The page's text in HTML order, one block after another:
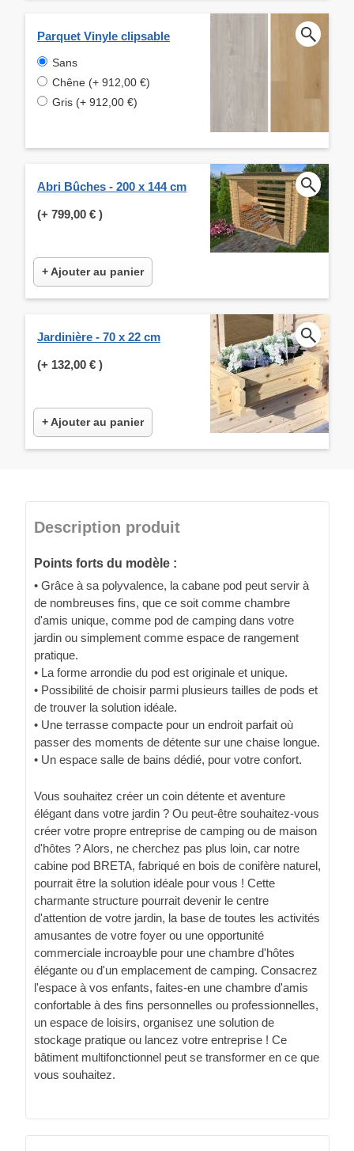
Parquet Vinyle clipsable
Sans
Chêne (+ 912,00 €)
Gris (+ 912,00 €)
Abri Bûches - 200 x 144 cm
(+ 799,00 € )
+ Ajouter au panier
Jardinière - 70 x 22 cm
(+ 132,00 € )
+ Ajouter au panier
Description produit
Points forts du modèle :
• Grâce à sa polyvalence, la cabane pod peut servir à
de nombreuses fins, que ce soit comme chambre
d'amis unique, comme pod de camping dans votre
jardin ou simplement comme espace de rangement
pratique.
• La forme arrondie du pod est originale et unique.
• Possibilité de choisir parmi plusieurs tailles de pods et
de trouver la solution idéale.
• Une terrasse compacte pour un endroit parfait où
passer des moments de détente sur une chaise longue.
• Un espace salle de bains dédié, pour votre confort.
Vous souhaitez créer un coin détente et aventure
élégant dans votre jardin ? Ou peut-être souhaitez-vous
créer votre propre entreprise de camping ou de maison
d'hôtes ? Alors, ne cherchez pas plus loin, car notre
cabine pod BRETA, fabriqué en bois de conifère naturel,
pourrait être la solution idéale pour vous ! Cette
charmante structure pourrait devenir le centre
d'attention de votre jardin, la base de toutes les activités
amusantes de votre foyer ou une opportunité
commerciale incroayble pour une chambre d'hôtes
élégante ou d'un emplacement de camping. Consacrez
l'espace à vos enfants, faites-en une chambre d'amis
confortable à des fins personnelles ou professionnelles,
un espace de loisirs, organisez une solution de
stockage pratique ou lancez votre entreprise ! Ce
bâtiment multifonctionnel peut se transformer en ce que
vous souhaitez.